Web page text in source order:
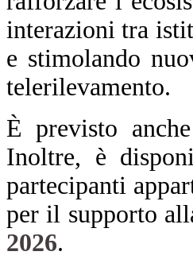
interazioni tra
e stimolando
telerilevamento.
È previsto
Inoltre, è
partecipanti
per il supporto
2026.